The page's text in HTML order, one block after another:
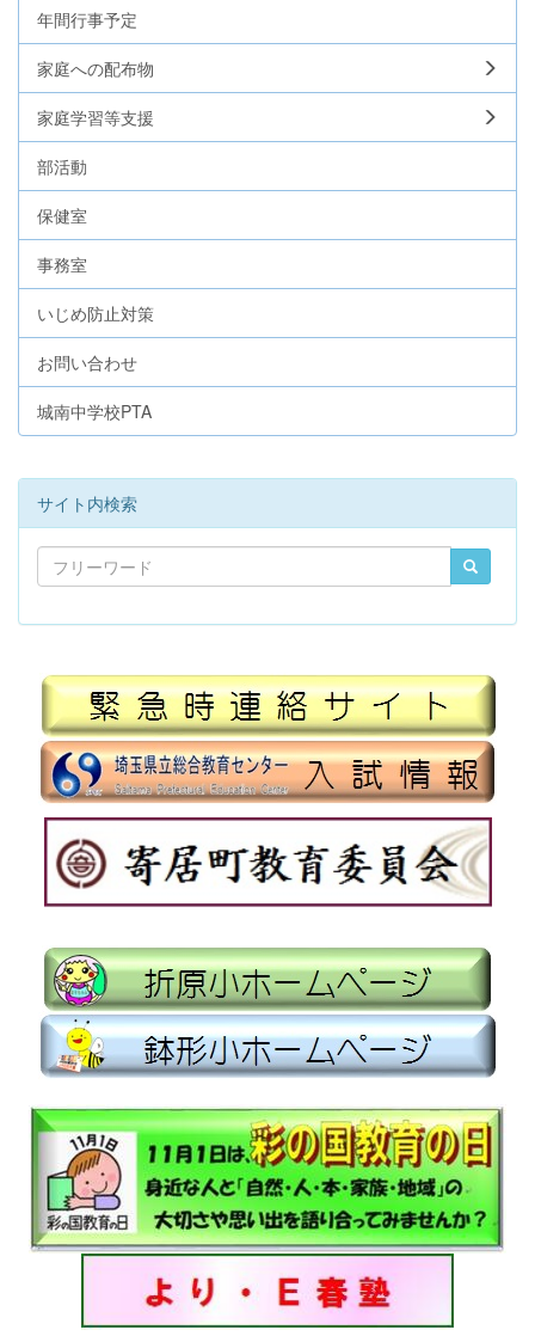
年間行事予定
家庭への配布物
家庭学習等支援
部活動
保健室
事務室
いじめ防止対策
お問い合わせ
城南中学校PTA
サイト内検索